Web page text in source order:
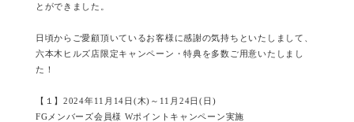
とができました。
日頃からご愛顧頂いているお客様に感謝の気持ちといたしまして、
六本木ヒルズ店限定キャンペーン・特典を多数ご用意いたしまし
た！
【１】2024年11月14日(木)～11月24日(日)
FGメンバーズ会員様 Wポイントキャンペーン実施